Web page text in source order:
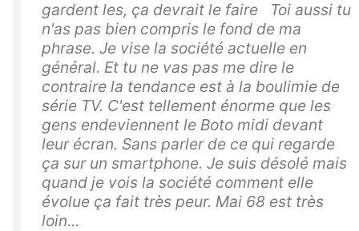
gardent les, ça devrait le faire Toi aussi tu
n'as pas bien compris le fond de ma
phrase. Je vise la société actuelle en
général. Et tu ne vas pas me dire le
contraire la tendance est à la boulimie de
série TV. C'est tellement énorme que les
gens endeviennent le Boto midi devant
leur écran. Sans parler de ce qui regarde
ça sur un smartphone. Je suis désolé mais
quand je vois la société comment elle
évolue ça fait très peur. Mai 68 est très
loin...